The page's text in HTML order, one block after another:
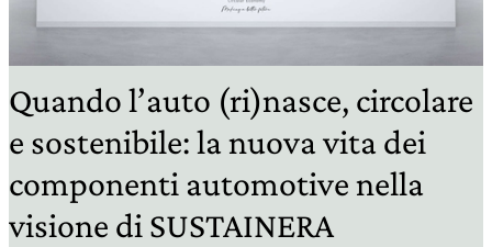
Quando l’auto (ri)nasce, circolare
e sostenibile: la nuova vita dei
componenti automotive nella
visione di SUSTAINERA